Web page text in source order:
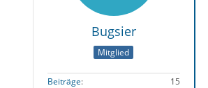
Bugsier
Mitglied
Beiträge
15